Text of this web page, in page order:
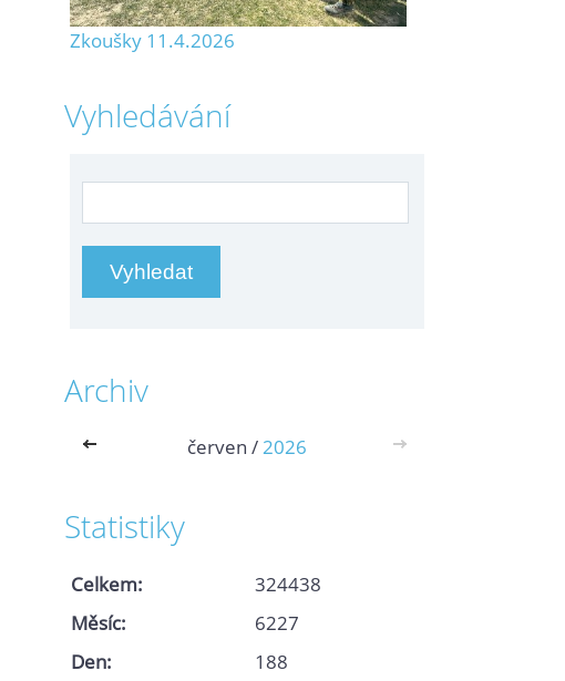
Zkoušky 11.4.2026
Vyhledávání
Archiv
<< červen /2026 >>
Statistiky
Celkem:
324438
Měsíc:
6227
Den:
188